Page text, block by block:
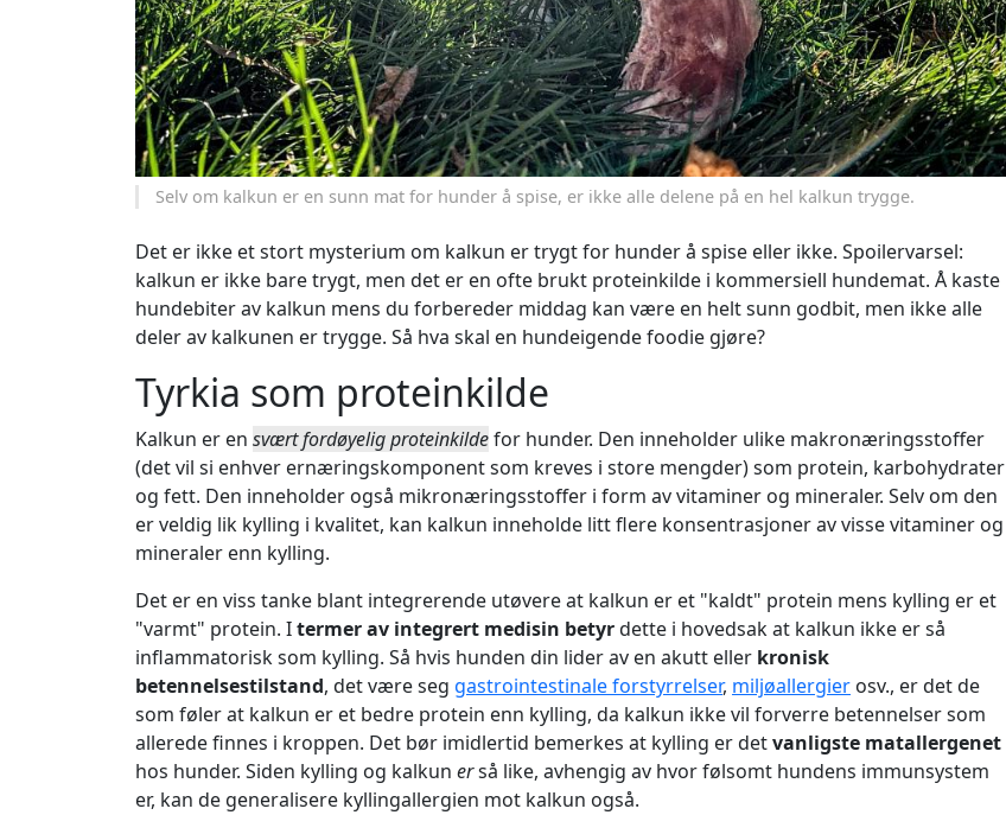
Selv om kalkun er en sunn mat for hunder å spise, er ikke alle delene på en hel kalkun trygge.
Det er ikke et stort mysterium om kalkun er trygt for hunder å spise eller ikke. Spoilervarsel:
kalkun er ikke bare trygt, men det er en ofte brukt proteinkilde i kommersiell hundemat. Å kaste
hundebiter av kalkun mens du forbereder middag kan være en helt sunn godbit, men ikke alle
deler av kalkunen er trygge. Så hva skal en hundeigende foodie gjøre?
Tyrkia som proteinkilde
Kalkun er en svært fordøyelig proteinkildefor hunder. Den inneholder ulike makronæringsstoffer
(det vil si enhver ernæringskomponent som kreves i store mengder) som protein, karbohydrater
og fett. Den inneholder også mikronæringsstoffer i form av vitaminer og mineraler. Selv om den
er veldig lik kylling i kvalitet, kan kalkun inneholde litt flere konsentrasjoner av visse vitaminer og
mineraler enn kylling.
Det er en viss tanke blant integrerende utøvere at kalkun er et "kaldt" protein mens kylling er et
"varmt" protein. Itermer av integrert medisin betyrdette i hovedsak at kalkun ikke er så
inflammatorisk som kylling. Så hvis hunden din lider av en akutt eller kronisk
betennelsestilstand, det være seg gastrointestinale forstyrrelser, miljøallergier osv., er det de
som føler at kalkun er et bedre protein enn kylling, da kalkun ikke vil forverre betennelser som
allerede finnes i kroppen. Det bør imidlertid bemerkes at kylling er detvanligste matallergenet
hos hunder. Siden kylling og kalkun erså like, avhengig av hvor følsomt hundens immunsystem
er, kan de generalisere kyllingallergien mot kalkun også.